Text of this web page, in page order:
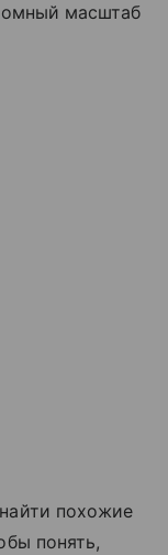
масштаб
похожие
понять,